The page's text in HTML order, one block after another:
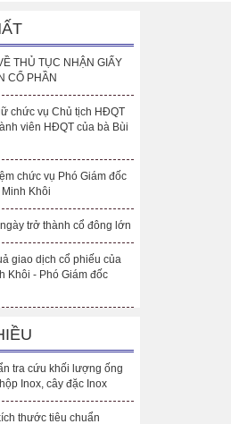
THỦ TỤC NHẬN GIẤY
CỔ PHẦN
chức vụ Chủ tịch HĐQT
viên HĐQT của bà Bùi
chức vụ Phó Giám đốc
Khôi
trở thành cổ đông lớn
giao dịch cổ phiếu của
Khôi - Phó Giám đốc
tra cứu khối lượng ống
Inox, cây đặc Inox
thước tiêu chuẩn